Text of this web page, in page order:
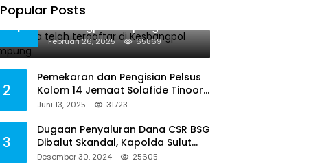
Popular Posts
1
Grib Jaya telah terdaftar di
Kesbangpol Lampung
Februari 26, 2025 65869
2
Pemekaran dan Pengisian Pelsus
Kolom 14 Jemaat Solafide Tinoor
Langgar Tata Gereja 2021, Toreh :
Juni 13, 2025 31723
3
Dugaan Penyaluran Dana CSR BSG
Dibalut Skandal, Kapolda Sulut
Diminta Menseriusi Hal ini
Desember 30, 2024 25605